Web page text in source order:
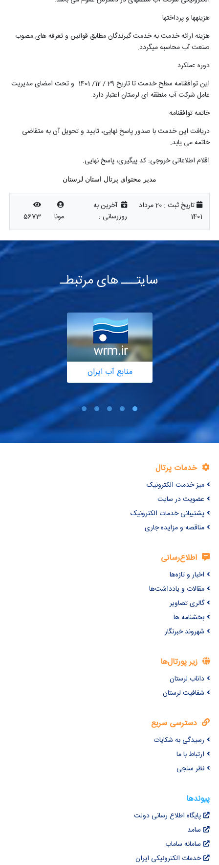
هزینه­ها و پرداخت­ها
هزینه ارائه خدمت به خدمت گیرندگان مطابق قوانین و تعرفه های مصوب
صنعت آب محاسبه می­گردد.
دوره عملکرد
این توافقنامه سطح خدمت تا تاریخ 29 / 12/ 1401 و تحت امضای مدیریت
عامل شرکت آب منطقه ای لرستان اعتبار دارد.
خاتمه توافقنامه
دریافت این خدمت با صدور پاسخ نهایی، تایید و تحویل آن به متقاضی
خاتمه می یابد.
اقلام اطلاعاتی خروجی: کد پیگیری، پاسخ نهایی.
مدیر محتوای پرتال استان لرستان
تاریخ ثبت :
20 مرداد
1401
آخرین به
روزرسانی :
مونا 5673
سایتـــ های مرتبطـ
منابع آب ایران
خدمات پرتال
میز خدمت الکترونیک
عضویت در سایت
پشتیبانی خدمات الکترونیک
مناقصه و مزایده جاری
اطلاع‌رسانی
اخبار و تازه‌ها
مقالات و یادداشت‌ها
گالری تصاویر
بخشنامه ها
شهروند خبرنگار
زیر پورتال‌ها
داناب لرستان
شفافیت لرستان
دسترسی سریع
رسیدگی به شکایات
ارتباط با ما
نظر سنجی
پیوندها
پایگاه اطلاع رسانی دولت
سامد
سامانه ساماب
خدمات الکترونیکی ایران